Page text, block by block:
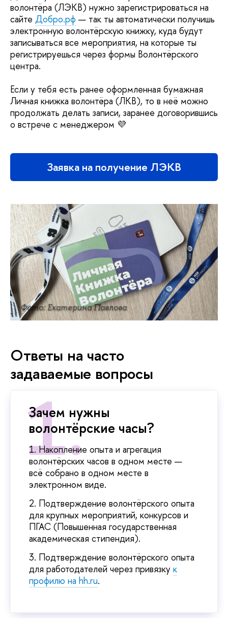
волонтёра (ЛЭКВ) нужно зарегистрироваться на
сайте Добро.рф — так ты автоматически получишь
электронную волонтёрскую книжку, куда будут
записываться все мероприятия, на которые ты
регистрируешься через формы Волонтёрского
центра.
Если у тебя есть ранее оформленная бумажная
Личная книжка волонтёра (ЛКВ), то в неё можно
продолжать делать записи, заранее договорившись
о встрече с менеджером 💜
Заявка на получение ЛЭКВ
Фото: Екатерина Павлова
Ответы на часто
задаваемые вопросы
Зачем нужны
волонтёрские часы?
1. Накопление опыта и агрегация
волонтёрских часов в одном месте —
всё собрано в одном месте в
электронном виде.
2. Подтверждение волонтёрского опыта
для крупных мероприятий, конкурсов и
ПГАС (Повышенная государственная
академическая стипендия).
3. Подтверждение волонтёрского опыта
для работодателей через привязку к
профилю на hh.ru.